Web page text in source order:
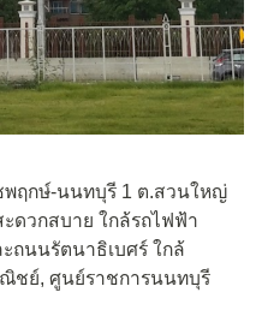
ฤกษ์-นนทบุรี 1 ต.สวนใหญ่
ดวกสบาย ใกล้รถไฟฟ้า
ถนนรัตนาธิเบศร์ ใกล้
ณิชย์, ศูนย์ราชการนนทบุรี